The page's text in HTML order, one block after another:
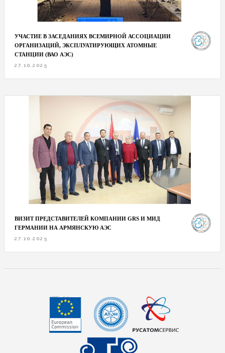
УЧАСТИЕ В ЗАСЕДАНИЯХ ВСЕМИРНОЙ АССОЦИАЦИИ
ОРГАНИЗАЦИЙ, ЭКСПЛУАТИРУЮЩИХ АТОМНЫЕ
СТАНЦИИ (ВАО АЭС)
27.10.2025
ВИЗИТ ПРЕДСТАВИТЕЛЕЙ КОМПАНИИ GRS И МИД
ГЕРМАНИИ НА АРМЯНСКУЮ АЭС
27.10.2025